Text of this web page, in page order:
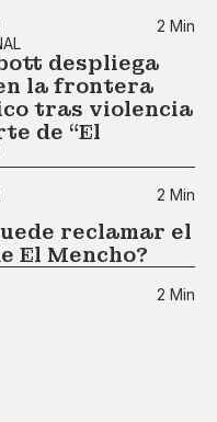
2 Min
despliega
la frontera
tras violencia
de “El
2 Min
reclamar el
El Mencho?
2 Min